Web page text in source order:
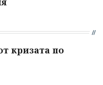
кризата по